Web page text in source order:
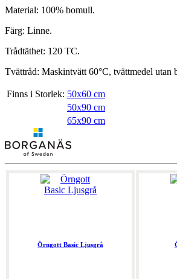
Material: 100% bomull.
Färg: Linne.
Trådtäthet: 120 TC.
Tvättråd: Maskintvätt 60°C, tvättmedel utan
Finns i Storlek: 50x60 cm
50x90 cm
65x90 cm
Örngott Basic Ljusgrå